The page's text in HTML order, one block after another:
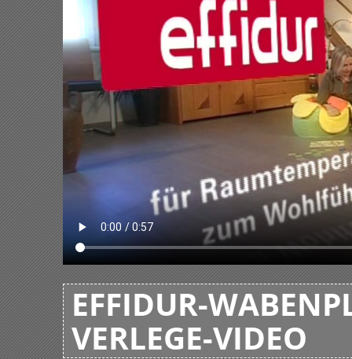
EFFIDUR-
VERLEGE-VIDEO